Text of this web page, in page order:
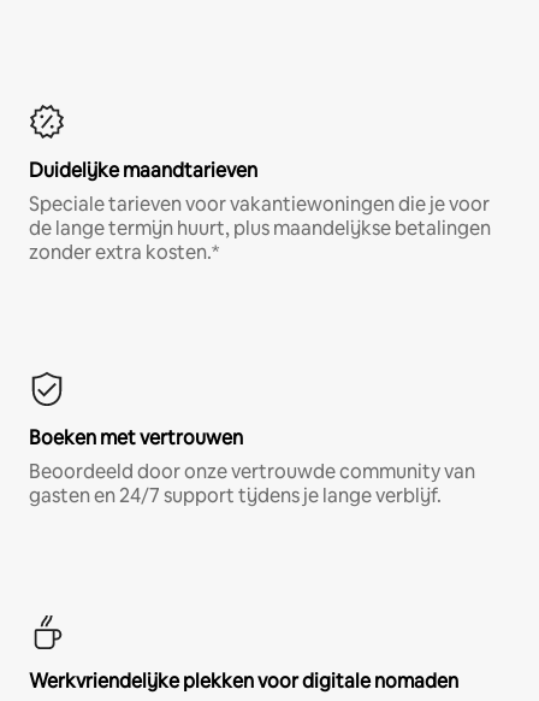
Duidelijke maandtarieven
Speciale tarieven voor vakantiewoningen die je voor
de lange termijn huurt, plus maandelijkse betalingen
zonder extra kosten.*
Boeken met vertrouwen
Beoordeeld door onze vertrouwde community van
gasten en 24/7 support tijdens je lange verblijf.
Werkvriendelijke plekken voor digitale nomaden